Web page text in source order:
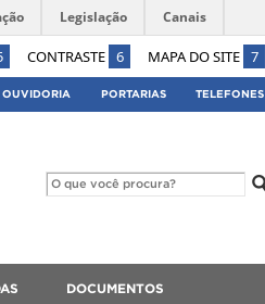
CONTRASTE 6 MAPA DO SITE 7
Legislação Canais
OUVIDORIA PORTARIAS TELEFONES
DOCUMENTOS